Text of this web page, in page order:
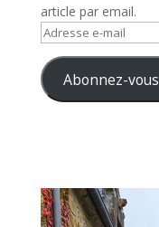
article par email.
Adresse
mail Abonnez-vous